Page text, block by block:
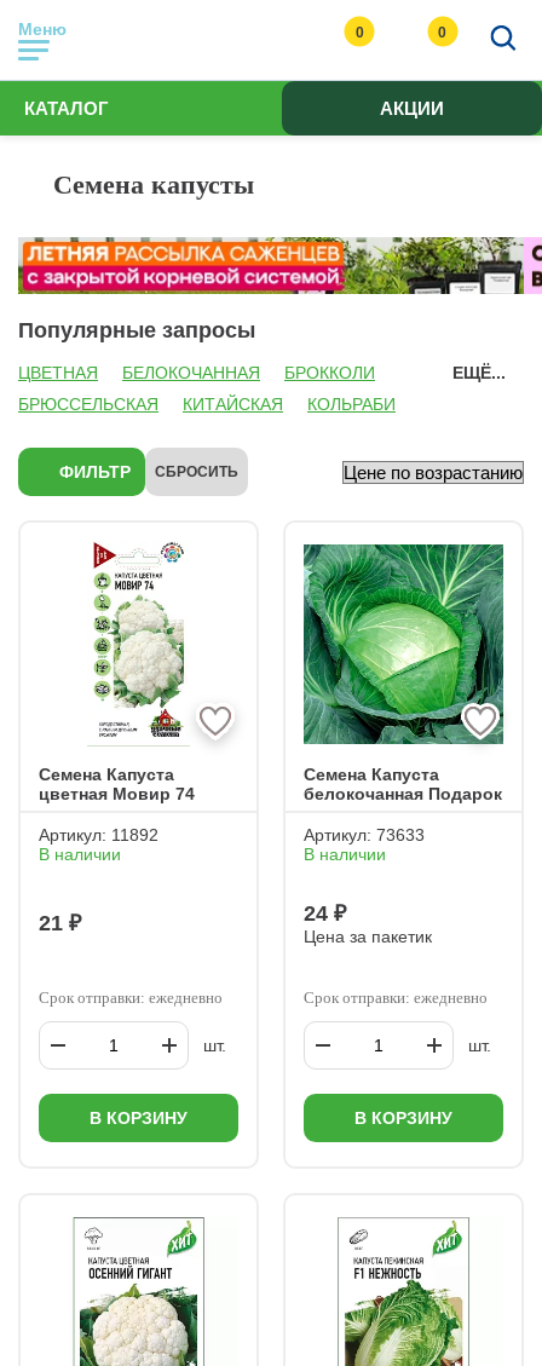
Меню 0 0
КАТАЛОГ АКЦИИ
Семена капусты
Популярные запросы
ЦВЕТНАЯ БЕЛОКОЧАННАЯ
БРОККОЛИ
БРЮССЕЛЬСКАЯ
КИТАЙСКАЯ
КОЛЬРАБИ
СЕМЕНА АЛТАЯ
ПАРТНЕР
УРАЛЬСКИЙ ДАЧНИК
АЭЛИТА
САВОЙСКАЯ
ЕЩЁ...
ФИЛЬТР СБРОСИТЬ
Семена Капуста
цветная Мовир 74
Артикул: 11892
В наличии
21 ₽
Срок отправки: ежедневно
шт.
В КОРЗИНУ
Семена Капуста
белокочанная Подарок
Артикул: 73633
В наличии
24 ₽
Цена за пакетик
Срок отправки: ежедневно
шт.
В КОРЗИНУ